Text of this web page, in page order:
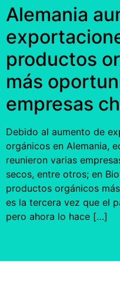
Alemania
productos
más
empresas
Debido al aumento de
orgánicos en Alemania,
reunieron varias
secos, entre otros; en
productos orgánicos
es la tercera vez que el
pero ahora lo hace […]